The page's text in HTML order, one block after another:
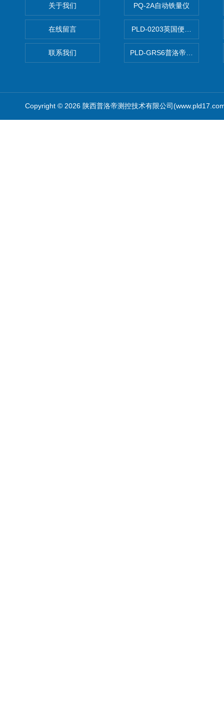
关于我们
在线留言
联系我们
PQ-2A自动铁量仪
PLD-0203英国便携式油品颗
PLD-GRS6普洛帝全自动微量
Copyright © 2026 陕西普洛帝测控技术有限公司